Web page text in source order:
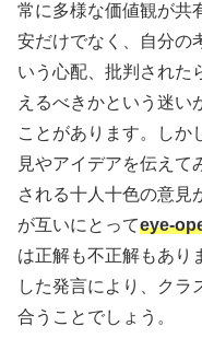
常に多様な価値観が共
安だけでなく、自分の
いう心配、批判された
えるべきかという迷い
ことがあります。しか
見やアイデアを伝えて
される十人十色の意見
が互いにとってeye-
は正解も不正解もあり
した発言により、クラ
合うことでしょう。